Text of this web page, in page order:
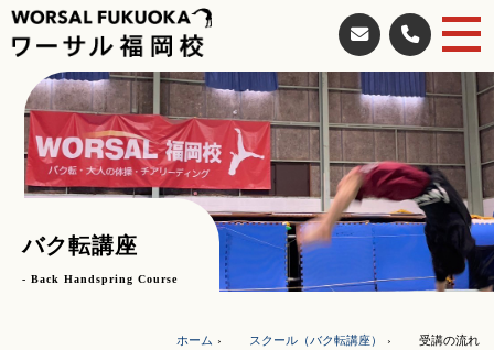
バク転講座
- Back Handspring Course
ホーム スクール（バク転講座） 受講の流れ